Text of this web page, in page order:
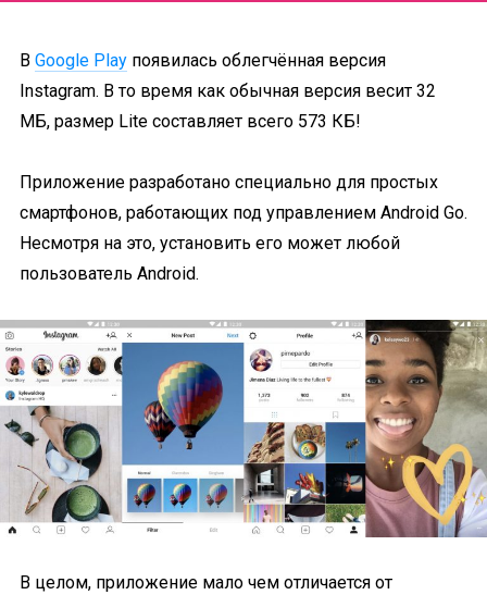
В Google Play появилась облегчённая версия
Instagram. В то время как обычная версия весит 32
МБ, размер Lite составляет всего 573 КБ!
Приложение разработано специально для простых
смартфонов, работающих под управлением Android Go.
Несмотря на это, установить его может любой
пользователь Android.
В целом, приложение мало чем отличается от